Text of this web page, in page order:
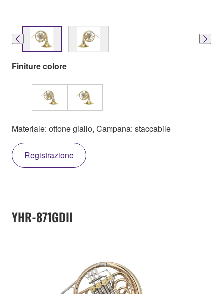
Finiture colore
Materiale: ottone giallo, Campana: staccabile
Registrazione
YHR-871GDII